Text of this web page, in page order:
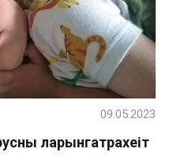
ларынгатрахеіт
09.05.2023